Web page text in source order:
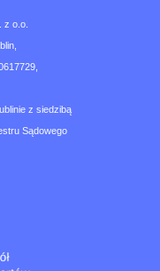
z o.o.
z siedzibą
Sądowego